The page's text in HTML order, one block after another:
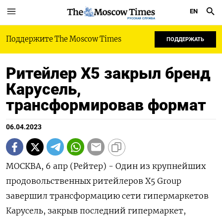
РУССКАЯ СЛУЖБА
EN
Поддержите The Moscow Times ПОДДЕРЖАТЬ
Ритейлер Х5 закрыл бренд
Карусель,
трансформировав формат
06.04.2023
МОСКВА, 6 апр (Рейтер) - Один из крупнейших
продовольственных ритейлеров X5 Group
завершил трансформацию сети гипермаркетов
Карусель, закрыв последний гипермаркет,